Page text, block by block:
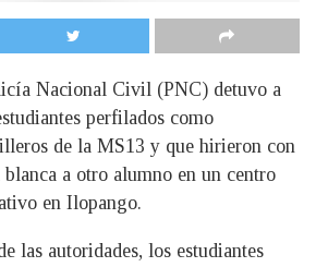
Nacional Civil (PNC) detuvo a
perfilados como
de la MS13 y que hirieron con
blanca a otro alumno en un centro
en Ilopango.
las autoridades, los estudiantes